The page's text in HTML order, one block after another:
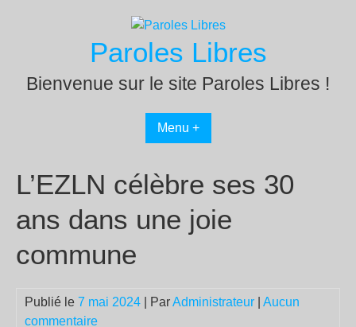
Paroles Libres
Bienvenue sur le site Paroles Libres !
Menu +
L’EZLN célèbre ses 30
ans dans une joie
commune
Publié le 7 mai 2024 | ParAdministrateur
Aucun
commentaire